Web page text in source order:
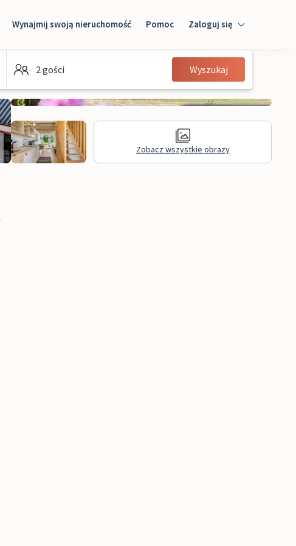
Wynajmij swoją nieruchomość Pomoc Zaloguj się
Zaloguj się
Gość
2 gości Wyszukaj
Zobacz wszystkie obrazy